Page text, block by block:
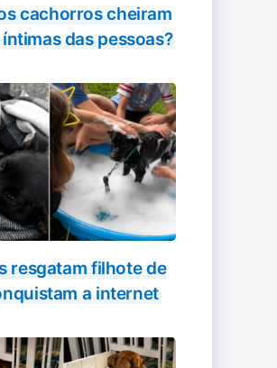
cachorros cheiram
das pessoas?
resgatam filhote de
a internet